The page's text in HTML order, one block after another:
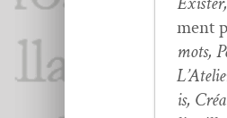
ment
mots,
is,